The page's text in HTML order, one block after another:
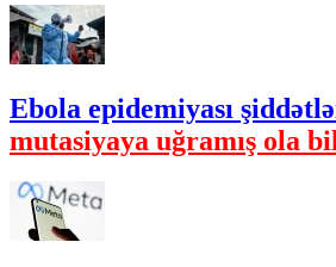
Ebola epidemiyası
mutasiyaya uğramış ola